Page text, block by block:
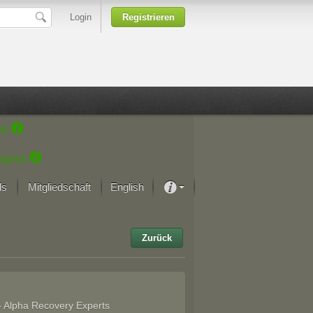
Login Registrieren
Mitgliedschaft English
Kunsthäuser
Zurück
Recovery Experts